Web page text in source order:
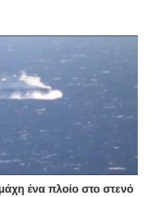
ένα πλοίο στο στενό